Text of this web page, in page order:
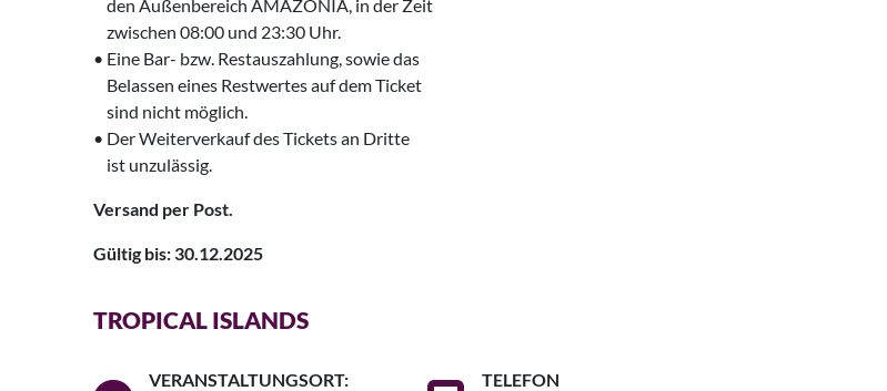
‌‌ den Außenbereich AMAZONIA, in der Zeit
‌‌ zwischen 08:00 und 23:30 Uhr.
• Eine Bar- bzw. Restauszahlung, sowie das
‌‌ Belassen eines Restwertes auf dem Ticket
‌‌ sind nicht möglich.
• Der Weiterverkauf des Tickets an Dritte
‌‌ ist unzulässig.
Versand per Post.
Gültig bis: 30.12.2025
TROPICAL ISLANDS
VERANSTALTUNGSORT:
TELEFON